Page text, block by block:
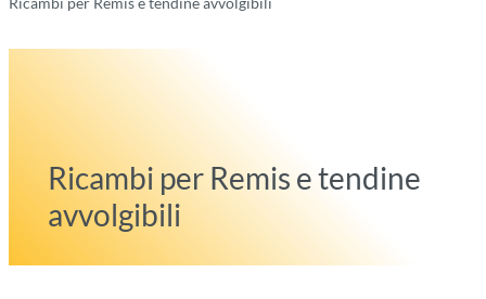
Ricambi per Remis e tendine
avvolgibili